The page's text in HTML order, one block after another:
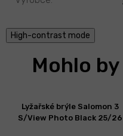
High-contrast mode
Mohlo
Lyžařské brýle Salomon 3
S/View Photo Black 25/26